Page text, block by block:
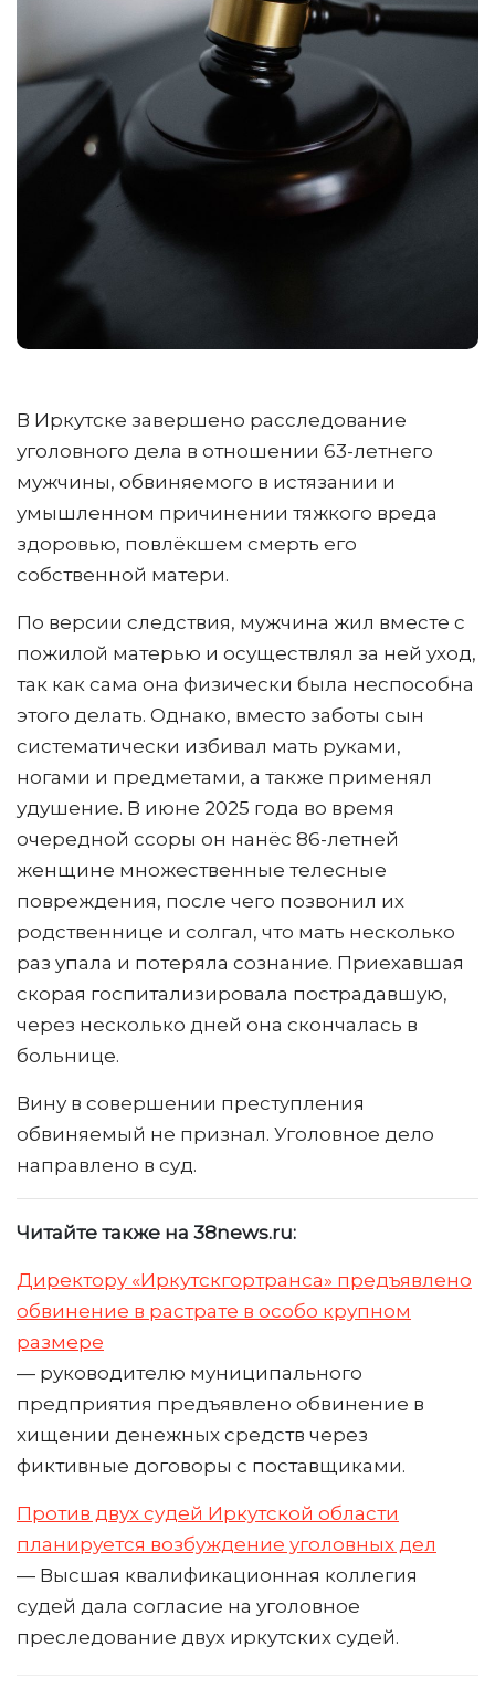
В Иркутске завершено расследование
уголовного дела в отношении 63-летнего
мужчины, обвиняемого в истязании и
умышленном причинении тяжкого вреда
здоровью, повлёкшем смерть его
собственной матери.
По версии следствия, мужчина жил вместе с
пожилой матерью и осуществлял за ней уход,
так как сама она физически была неспособна
этого делать. Однако, вместо заботы сын
систематически избивал мать руками,
ногами и предметами, а также применял
удушение. В июне 2025 года во время
очередной ссоры он нанёс 86-летней
женщине множественные телесные
повреждения, после чего позвонил их
родственнице и солгал, что мать несколько
раз упала и потеряла сознание. Приехавшая
скорая госпитализировала пострадавшую,
через несколько дней она скончалась в
больнице.
Вину в совершении преступления
обвиняемый не признал. Уголовное дело
направлено в суд.
Читайте также на 38news.ru:
Директору «Иркутскгортранса» предъявлено
обвинение в растрате в особо крупном
размере
— руководителю муниципального
предприятия предъявлено обвинение в
хищении денежных средств через
фиктивные договоры с поставщиками.
Против двух судей Иркутской области
планируется возбуждение уголовных дел
— Высшая квалификационная коллегия
судей дала согласие на уголовное
преследование двух иркутских судей.